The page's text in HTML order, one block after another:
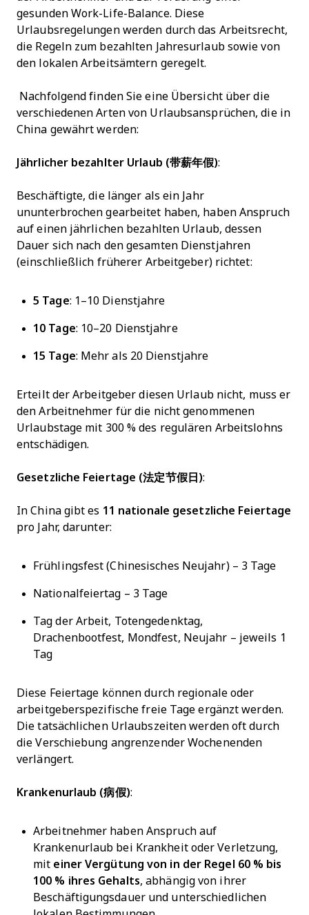
gesunden Work-Life-Balance. Diese
Urlaubsregelungen werden durch das Arbeitsrecht,
die Regeln zum bezahlten Jahresurlaub sowie von
den lokalen Arbeitsämtern geregelt.
Nachfolgend finden Sie eine Übersicht über die
verschiedenen Arten von Urlaubsansprüchen, die in
China gewährt werden:
Jährlicher bezahlter Urlaub (带薪年假):
Beschäftigte, die länger als ein Jahr
ununterbrochen gearbeitet haben, haben Anspruch
auf einen jährlichen bezahlten Urlaub, dessen
Dauer sich nach den gesamten Dienstjahren
(einschließlich früherer Arbeitgeber) richtet:
5 Tage: 1–10 Dienstjahre
10 Tage: 10–20 Dienstjahre
15 Tage: Mehr als 20 Dienstjahre
Erteilt der Arbeitgeber diesen Urlaub nicht, muss er
den Arbeitnehmer für die nicht genommenen
Urlaubstage mit 300 % des regulären Arbeitslohns
entschädigen.
Gesetzliche Feiertage (法定节假日):
In China gibt es 11 nationale gesetzliche Feiertage
pro Jahr, darunter:
Frühlingsfest (Chinesisches Neujahr) – 3 Tage
Nationalfeiertag – 3 Tage
Tag der Arbeit, Totengedenktag,
Drachenbootfest, Mondfest, Neujahr – jeweils 1
Tag
Diese Feiertage können durch regionale oder
arbeitgeberspezifische freie Tage ergänzt werden.
Die tatsächlichen Urlaubszeiten werden oft durch
die Verschiebung angrenzender Wochenenden
verlängert.
Krankenurlaub (病假):
Arbeitnehmer haben Anspruch auf
Krankenurlaub bei Krankheit oder Verletzung,
mit einer Vergütung von in der Regel 60 % bis
100 % ihres Gehalts, abhängig von ihrer
Beschäftigungsdauer und unterschiedlichen